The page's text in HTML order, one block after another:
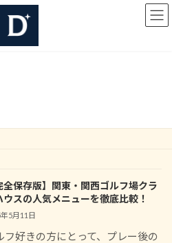
全保存版】関東・関西ゴルフ場クラ
ウスの人気メニューを徹底比較！
5月11日
フ好きの方にとって、プレー後の